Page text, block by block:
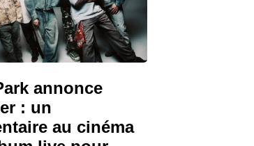
annonce
: un
au cinéma